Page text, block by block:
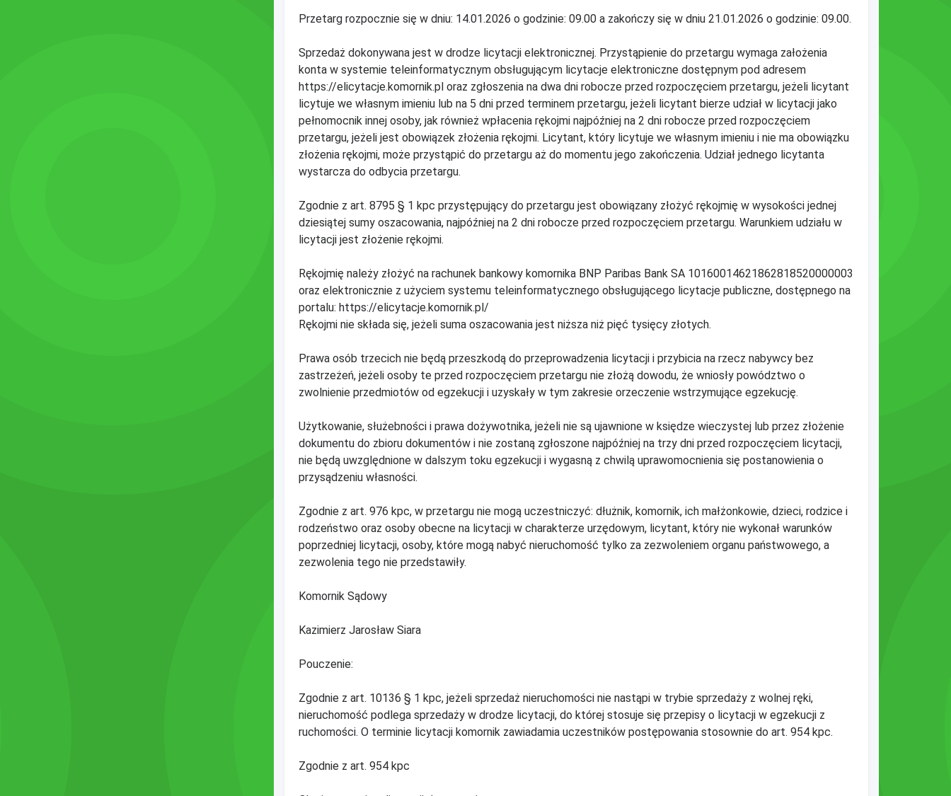
Przetarg rozpocznie się w dniu: 14.01.2026 o godzinie: 09.00 a zakończy się w dniu 21.01.2026 o godzinie: 09.00.
Sprzedaż dokonywana jest w drodze licytacji elektronicznej. Przystąpienie do przetargu wymaga założenia
konta w systemie teleinformatycznym obsługującym licytacje elektroniczne dostępnym pod adresem
https://elicytacje.komornik.pl oraz zgłoszenia na dwa dni robocze przed rozpoczęciem przetargu, jeżeli licytant
licytuje we własnym imieniu lub na 5 dni przed terminem przetargu, jeżeli licytant bierze udział w licytacji jako
pełnomocnik innej osoby, jak również wpłacenia rękojmi najpóźniej na 2 dni robocze przed rozpoczęciem
przetargu, jeżeli jest obowiązek złożenia rękojmi. Licytant, który licytuje we własnym imieniu i nie ma obowiązku
złożenia rękojmi, może przystąpić do przetargu aż do momentu jego zakończenia. Udział jednego licytanta
wystarcza do odbycia przetargu.
Zgodnie z art. 8795 § 1 kpc przystępujący do przetargu jest obowiązany złożyć rękojmię w wysokości jednej
dziesiątej sumy oszacowania, najpóźniej na 2 dni robocze przed rozpoczęciem przetargu. Warunkiem udziału w
licytacji jest złożenie rękojmi.
Rękojmię należy złożyć na rachunek bankowy komornika BNP Paribas Bank SA 10160014621862818520000003
oraz elektronicznie z użyciem systemu teleinformatycznego obsługującego licytacje publiczne, dostępnego na
portalu: https://elicytacje.komornik.pl/
Rękojmi nie składa się, jeżeli suma oszacowania jest niższa niż pięć tysięcy złotych.
Prawa osób trzecich nie będą przeszkodą do przeprowadzenia licytacji i przybicia na rzecz nabywcy bez
zastrzeżeń, jeżeli osoby te przed rozpoczęciem przetargu nie złożą dowodu, że wniosły powództwo o
zwolnienie przedmiotów od egzekucji i uzyskały w tym zakresie orzeczenie wstrzymujące egzekucję.
Użytkowanie, służebności i prawa dożywotnika, jeżeli nie są ujawnione w księdze wieczystej lub przez złożenie
dokumentu do zbioru dokumentów i nie zostaną zgłoszone najpóźniej na trzy dni przed rozpoczęciem licytacji,
nie będą uwzględnione w dalszym toku egzekucji i wygasną z chwilą uprawomocnienia się postanowienia o
przysądzeniu własności.
Zgodnie z art. 976 kpc, w przetargu nie mogą uczestniczyć: dłużnik, komornik, ich małżonkowie, dzieci, rodzice i
rodzeństwo oraz osoby obecne na licytacji w charakterze urzędowym, licytant, który nie wykonał warunków
poprzedniej licytacji, osoby, które mogą nabyć nieruchomość tylko za zezwoleniem organu państwowego, a
zezwolenia tego nie przedstawiły.
Komornik Sądowy
Kazimierz Jarosław Siara
Pouczenie:
Zgodnie z art. 10136 § 1 kpc, jeżeli sprzedaż nieruchomości nie nastąpi w trybie sprzedaży z wolnej ręki,
nieruchomość podlega sprzedaży w drodze licytacji, do której stosuje się przepisy o licytacji w egzekucji z
ruchomości. O terminie licytacji komornik zawiadamia uczestników postępowania stosownie do art. 954 kpc.
Zgodnie z art. 954 kpc